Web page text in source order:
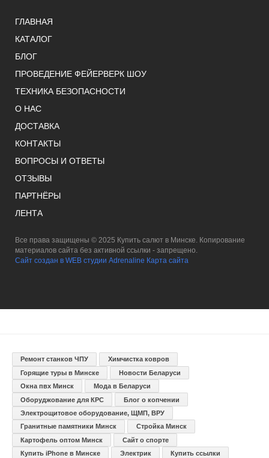
ГЛАВНАЯ
КАТАЛОГ
БЛОГ
ПРОВЕДЕНИЕ ФЕЙЕРВЕРК ШОУ
ТЕХНИКА БЕЗОПАСНОСТИ
О НАС
ДОСТАВКА
КОНТАКТЫ
ВОПРОСЫ И ОТВЕТЫ
ОТЗЫВЫ
ПАРТНЁРЫ
ЛЕНТА
Все права защищены © 2025 Купить салют в Минске. Копирование
материалов сайта без активной ссылки - запрещено.
Сайт создан в WEB студии Adrenaline Карта сайта
Ремонт станков ЧПУ
Химчистка ковров
Горящие туры в Минске
Новости Беларуси
Окна пвх Минск
Мода в Беларуси
Оборуджование для КРС
Блог о копчении
Электрощитовое оборудование, ЩМП, ВРУ
Гранитные памятники Минск
Стройка Минск
Картофель оптом Минск
Сайт о спорте
Купить iPhone в Минске
Электрик Купить ссылки